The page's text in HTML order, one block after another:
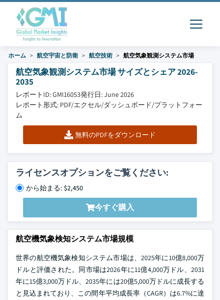
ホーム 航空宇宙と防衛 航空技術 航空気象観測システム市場
航空気象観測システム市場 サイズとシェア 2026-
2035
レポートID: GMI16053発行日: June 2026
レポート形式: PDF/エクセル/ダッシュボード/プラットフォー
ム
無料のPDFをダウンロード
ライセンスオプションをご覧ください:
から始まる: $2,450
今すぐ購入
航空機気象検知システム市場規模
世界の航空機気象検知システム市場は、2025年に10億8,000万
ドルと評価された。同市場は2026年に11億4,000万ドル、2031
年に15億3,000万ドル、2035年には20億5,000万ドルに成長する
と見込まれており、この間年平均成長率（CAGR）は6.7%に達